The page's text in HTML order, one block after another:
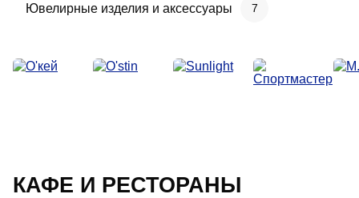
Ювелирные изделия и аксессуары 7
КАФЕ И РЕСТОРАНЫ